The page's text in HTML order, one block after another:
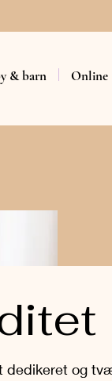
& barn Online
dedikeret og